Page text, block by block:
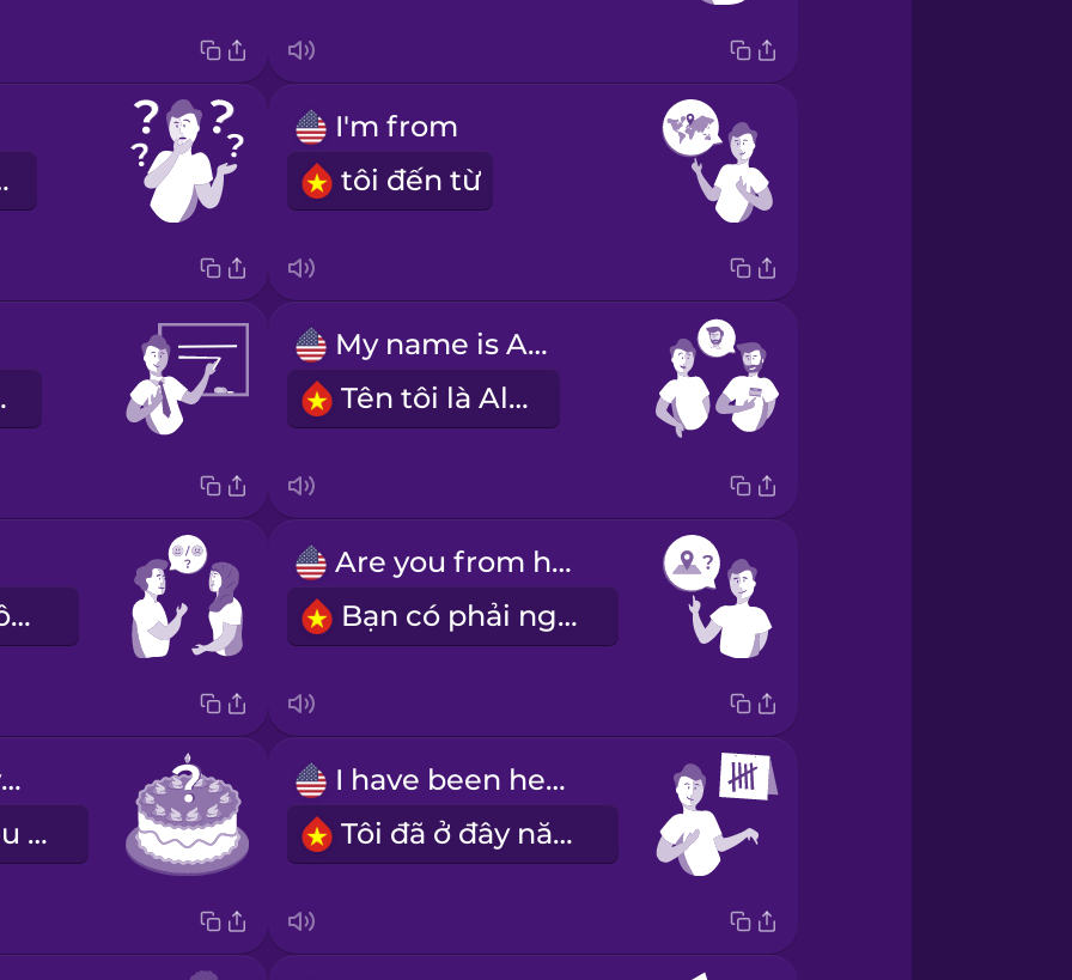
I'm from
tôi đến từ
My name is Alex.
Tên tôi là Alex.
Bạn khỏe không?
Are you from here?
Bạn có phải người ở đây?
How old are you?
Bạn bao nhiêu tuổi?
I have been here 5 days.
Tôi đã ở đây năm ngày.